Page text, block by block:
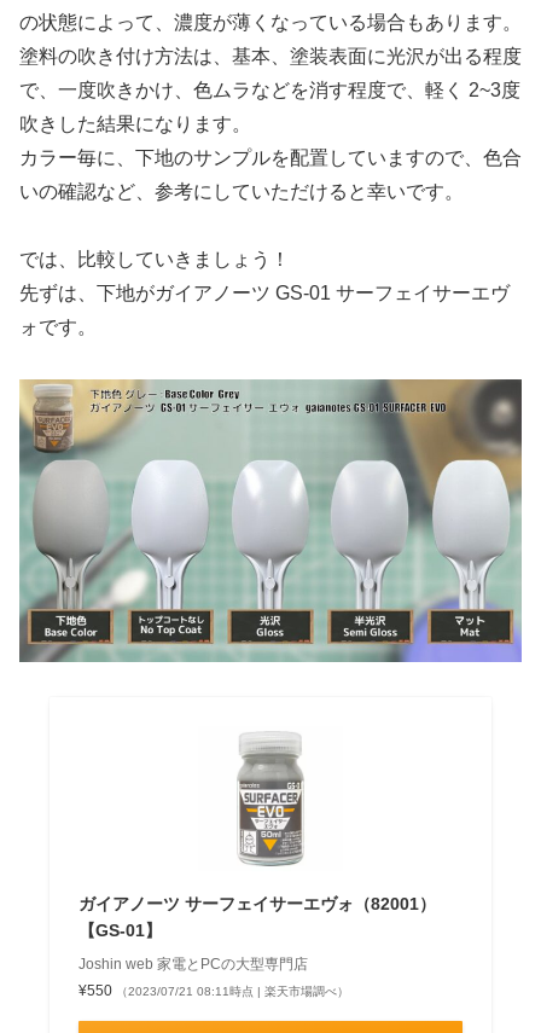
の状態によって、濃度が薄くなっている場合もあります。
塗料の吹き付け方法は、基本、塗装表面に光沢が出る程度
で、一度吹きかけ、色ムラなどを消す程度で、軽く 2~3度
吹きした結果になります。
カラー毎に、下地のサンプルを配置していますので、色合
いの確認など、参考にしていただけると幸いです。
では、比較していきましょう！
先ずは、下地がガイアノーツ GS-01 サーフェイサーエヴ
ォです。
ガイアノーツ サーフェイサーエヴォ（82001）
【GS-01】
Joshin web 家電とPCの大型専門店
¥550
（2023/07/21 08:11時点 | 楽天市場調べ）